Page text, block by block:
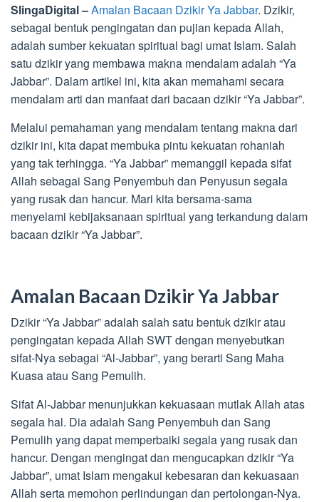
SlingaDigital –Amalan Bacaan Dzikir Ya Jabbar. Dzikir,
sebagai bentuk pengingatan dan pujian kepada Allah,
adalah sumber kekuatan spiritual bagi umat Islam. Salah
satu dzikir yang membawa makna mendalam adalah “Ya
Jabbar”. Dalam artikel ini, kita akan memahami secara
mendalam arti dan manfaat dari bacaan dzikir “Ya Jabbar”.
Melalui pemahaman yang mendalam tentang makna dari
dzikir ini, kita dapat membuka pintu kekuatan rohaniah
yang tak terhingga. “Ya Jabbar” memanggil kepada sifat
Allah sebagai Sang Penyembuh dan Penyusun segala
yang rusak dan hancur. Mari kita bersama-sama
menyelami kebijaksanaan spiritual yang terkandung dalam
bacaan dzikir “Ya Jabbar”.
Amalan Bacaan Dzikir Ya Jabbar
Dzikir “Ya Jabbar” adalah salah satu bentuk dzikir atau
pengingatan kepada Allah SWT dengan menyebutkan
sifat-Nya sebagai “Al-Jabbar”, yang berarti Sang Maha
Kuasa atau Sang Pemulih.
Sifat Al-Jabbar menunjukkan kekuasaan mutlak Allah atas
segala hal. Dia adalah Sang Penyembuh dan Sang
Pemulih yang dapat memperbaiki segala yang rusak dan
hancur. Dengan mengingat dan mengucapkan dzikir “Ya
Jabbar”, umat Islam mengakui kebesaran dan kekuasaan
Allah serta memohon perlindungan dan pertolongan-Nya.